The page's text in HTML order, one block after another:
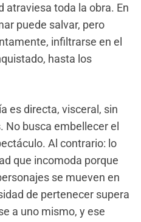
atraviesa toda la obra. En
puede salvar, pero
infiltrarse en el
hasta los
es directa, visceral, sin
busca embellecer el
Al contrario: lo
que incomoda porque
se mueven en
de pertenecer supera
a uno mismo, y ese